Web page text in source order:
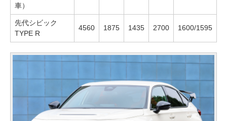
車）
先代シビック
TYPE R
4560 1875 1435 2700 1600/1595